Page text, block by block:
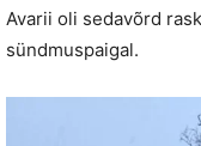
Avarii oli sedavõrd
sündmuspaigal.